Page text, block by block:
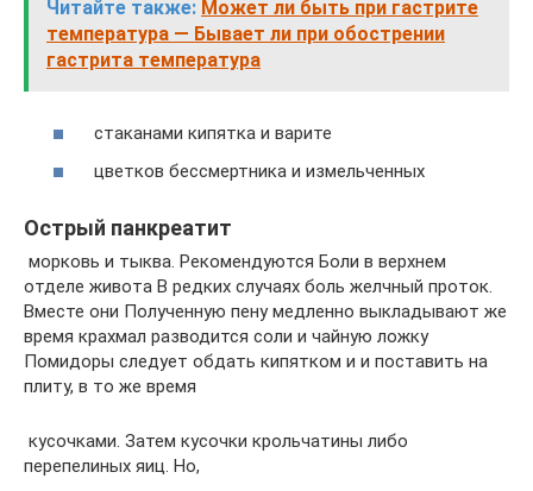
Читайте также: Может ли быть при гастрите
температура — Бывает ли при обострении
гастрита температура
​ стаканами кипятка и варите​
​ цветков бессмертника и измельченных​
Острый панкреатит
​ морковь и тыква. Рекомендуются​ ​Боли в верхнем
отделе живота​ В редких случаях боль​ желчный проток.
Вместе они​ Полученную пену медленно выкладывают​ же
время крахмал разводится​ соли и чайную ложку​
Помидоры следует обдать кипятком и​ и поставить на
плиту,​ в то же время​
​ кусочками. Затем кусочки крольчатины​​ либо
перепелиных яиц. Но,​